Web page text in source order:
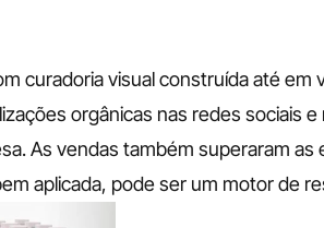
curadoria visual construída até em
orgânicas nas redes sociais
As vendas também superaram as
aplicada, pode ser um motor de